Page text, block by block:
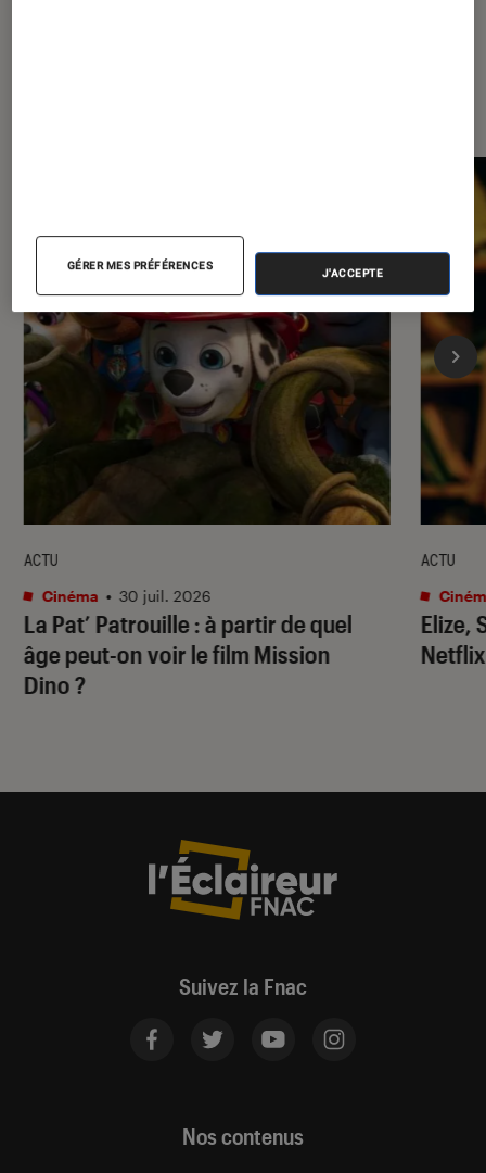
La Pat’ Patrouille: à partir de quel
âge peut-on voir le film Mission
Dino?
ACTU
Cinéma • 30 juil. 2026
Elize,
ACTU
Suivez la Fnac
Nos contenus
GÉRER MES PRÉFÉRENCES
J'ACCEPTE